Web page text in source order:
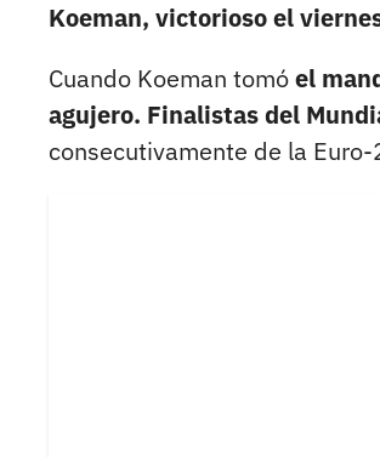
Koeman, victorioso el
Cuando Koeman tomóel
agujero. Finalistas del
consecutivamente de la